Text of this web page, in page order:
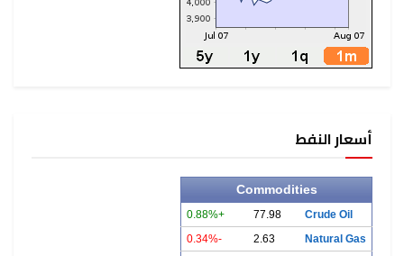
أسعار النفط
Commodities
Crude Oil
77.98
+0.88%
Natural Gas
2.63
-0.34%